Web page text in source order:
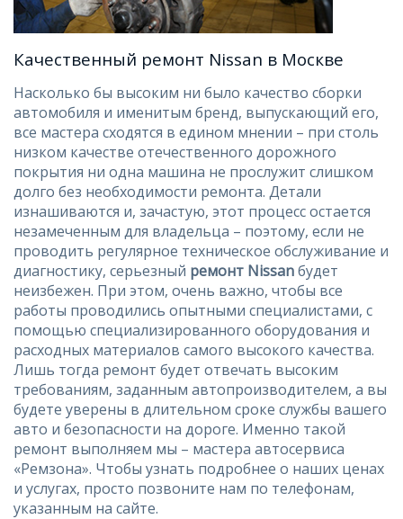
Качественный ремонт Nissan в Москве
Насколько бы высоким ни было качество сборки
автомобиля и именитым бренд, выпускающий его,
все мастера сходятся в едином мнении – при столь
низком качестве отечественного дорожного
покрытия ни одна машина не прослужит слишком
долго без необходимости ремонта. Детали
изнашиваются и, зачастую, этот процесс остается
незамеченным для владельца – поэтому, если не
проводить регулярное техническое обслуживание и
диагностику, серьезный ремонт Nissanбудет
неизбежен. При этом, очень важно, чтобы все
работы проводились опытными специалистами, с
помощью специализированного оборудования и
расходных материалов самого высокого качества.
Лишь тогда ремонт будет отвечать высоким
требованиям, заданным автопроизводителем, а вы
будете уверены в длительном сроке службы вашего
авто и безопасности на дороге. Именно такой
ремонт выполняем мы – мастера автосервиса
«Ремзона». Чтобы узнать подробнее о наших ценах
и услугах, просто позвоните нам по телефонам,
указанным на сайте.